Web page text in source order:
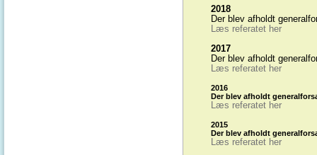
2018
Der blev afholdt
Læs referatet her
2017
Der blev afholdt
Læs referatet her
2016
Der blev afholdt
Læs referatet her
2015
Der blev afholdt
Læs referatet her